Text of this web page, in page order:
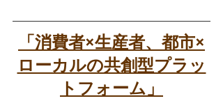
「消費者×生産者、都市×
ローカルの共創型プラッ
トフォーム」